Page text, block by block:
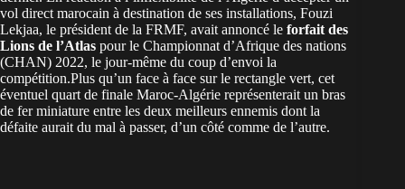
vol direct marocain à destination de ses installations, Fouzi
Lekjaa, le président de la FRMF, avait annoncé le forfait des
Lions de l’Atlas pour le Championnat d’Afrique des nations
(CHAN) 2022, le jour-même du coup d’envoi la
compétition.Plus qu’un face à face sur le rectangle vert, cet
éventuel quart de finale Maroc-Algérie représenterait un bras
de fer miniature entre les deux meilleurs ennemis dont la
défaite aurait du mal à passer, d’un côté comme de l’autre.